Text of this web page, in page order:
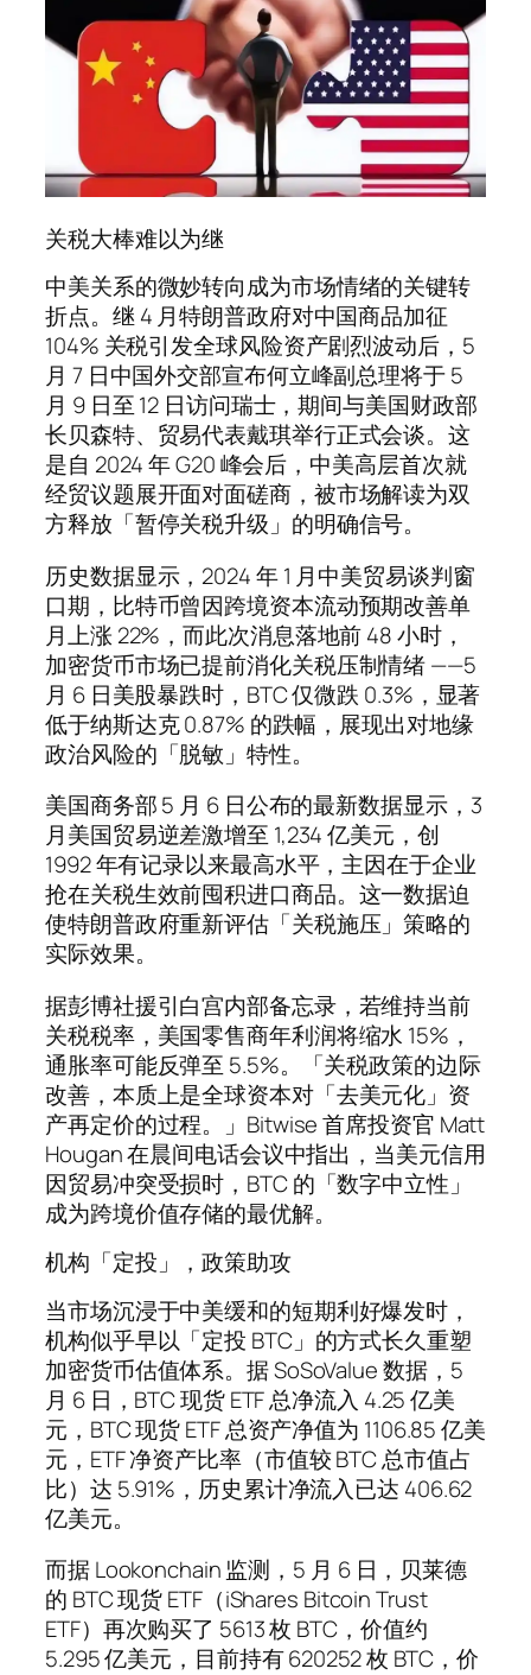
关税大棒难以为继
中美关系的微妙转向成为市场情绪的关键转
折点。继 4 月特朗普政府对中国商品加征
104% 关税引发全球风险资产剧烈波动后，5
月 7 日中国外交部宣布何立峰副总理将于 5
月 9 日至 12 日访问瑞士，期间与美国财政部
长贝森特、贸易代表戴琪举行正式会谈。这
是自 2024 年 G20 峰会后，中美高层首次就
经贸议题展开面对面磋商，被市场解读为双
方释放「暂停关税升级」的明确信号。
历史数据显示，2024 年 1 月中美贸易谈判窗
口期，比特币曾因跨境资本流动预期改善单
月上涨 22%，而此次消息落地前 48 小时，
加密货币市场已提前消化关税压制情绪 ——5
月 6 日美股暴跌时，BTC 仅微跌 0.3%，显著
低于纳斯达克 0.87% 的跌幅，展现出对地缘
政治风险的「脱敏」特性。
美国商务部 5 月 6 日公布的最新数据显示，3
月美国贸易逆差激增至 1,234 亿美元，创
1992 年有记录以来最高水平，主因在于企业
抢在关税生效前囤积进口商品。这一数据迫
使特朗普政府重新评估「关税施压」策略的
实际效果。
据彭博社援引白宫内部备忘录，若维持当前
关税税率，美国零售商年利润将缩水 15%，
通胀率可能反弹至 5.5%。「关税政策的边际
改善，本质上是全球资本对「去美元化」资
产再定价的过程。」Bitwise 首席投资官 Matt
Hougan 在晨间电话会议中指出，当美元信用
因贸易冲突受损时，BTC 的「数字中立性」
成为跨境价值存储的最优解。
机构「定投」，政策助攻
当市场沉浸于中美缓和的短期利好爆发时，
机构似乎早以「定投 BTC」的方式长久重塑
加密货币估值体系。据 SoSoValue 数据，5
月 6 日，BTC 现货 ETF 总净流入 4.25 亿美
元，BTC 现货 ETF 总资产净值为 1106.85 亿美
元，ETF 净资产比率（市值较 BTC 总市值占
比）达 5.91%，历史累计净流入已达 406.62
亿美元。
而据 Lookonchain 监测，5 月 6 日，贝莱德
的 BTC 现货 ETF（iShares Bitcoin Trust
ETF）再次购买了 5613 枚 BTC，价值约
5.295 亿美元，目前持有 620252 枚 BTC，价